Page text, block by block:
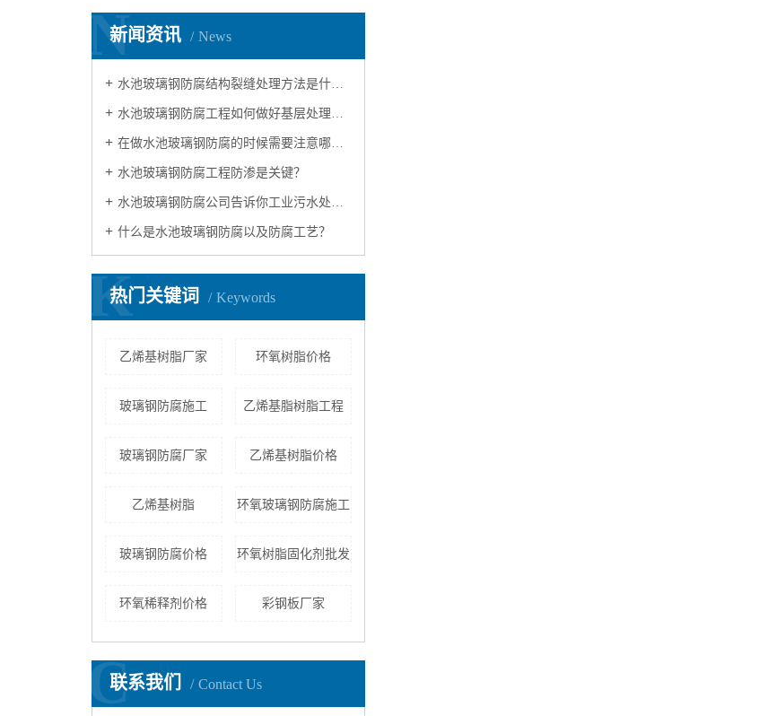
新闻资讯 News
N
水池玻璃钢防腐结构裂缝处理方法是什么？
水池玻璃钢防腐工程如何做好基层处理呢？
在做水池玻璃钢防腐的时候需要注意哪些？
水池玻璃钢防腐工程防渗是关键？
水池玻璃钢防腐公司告诉你工业污水处理池防腐效果降低原因及其解决方法？
什么是水池玻璃钢防腐以及防腐工艺？
热门关键词 Keywords
K
乙烯基树脂厂家 环氧树脂价格
玻璃钢防腐施工 乙烯基脂树脂工程
玻璃钢防腐厂家 乙烯基树脂价格
乙烯基树脂 环氧玻璃钢防腐施工
玻璃钢防腐价格 环氧树脂固化剂批发
环氧稀释剂价格 彩钢板厂家
联系我们 Contact Us
C